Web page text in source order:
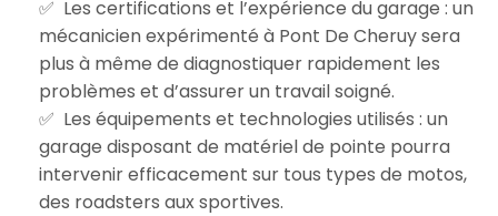
Les certifications et l’expérience du garage : un
mécanicien expérimenté à Pont De Cheruy sera
plus à même de diagnostiquer rapidement les
problèmes et d’assurer un travail soigné.
Les équipements et technologies utilisés : un
garage disposant de matériel de pointe pourra
intervenir efficacement sur tous types de motos,
des roadsters aux sportives.